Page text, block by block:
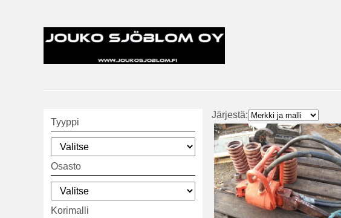
Tyyppi
Osasto
Korimalli
Järjestä: